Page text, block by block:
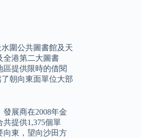
圍公共圖書館及天
全港第二大圖書
提供限時的借閱
朝向東面單位大部
展商在2008年金
提供1,375個單
向東，望向沙田方